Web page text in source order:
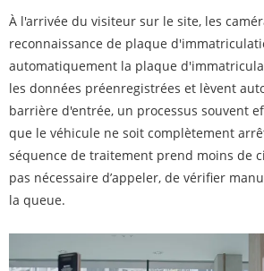
À l'arrivée du visiteur sur le site, les
reconnaissance de plaque
automatiquement la plaque
les données préenregistrées et lèvent
barrière d'entrée, un processus souvent
que le véhicule ne soit complètement
séquence de traitement prend moins de
pas nécessaire d’appeler, de vérifier
la queue.